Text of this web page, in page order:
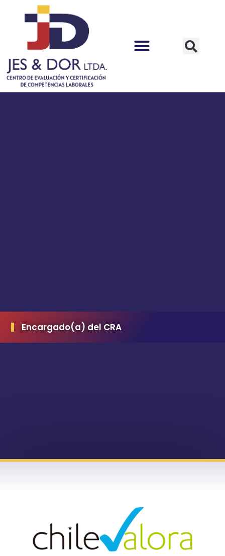
Encargado(a) del CRA